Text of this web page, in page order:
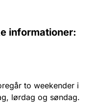
informationer:
to weekender i
lørdag og søndag.